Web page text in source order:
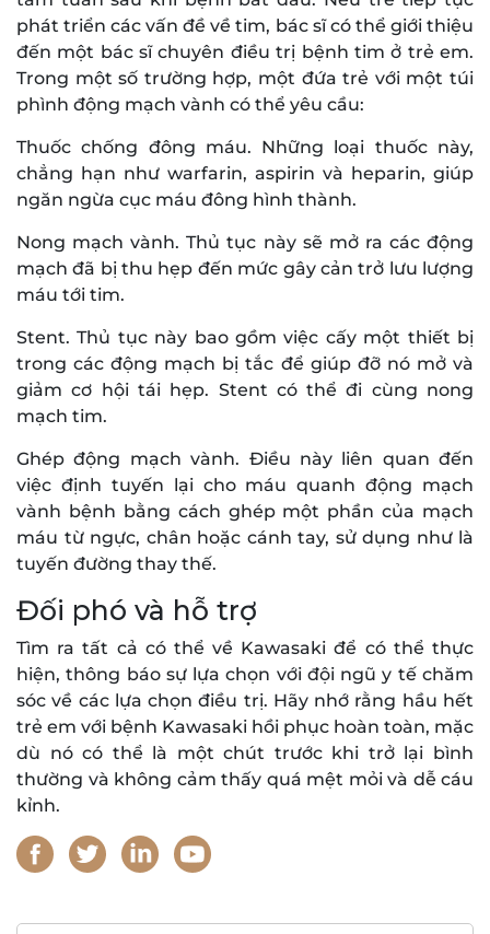
phát triển các vấn đề về tim, bác sĩ có thể giới thiệu
đến một bác sĩ chuyên điều trị bệnh tim ở trẻ em.
Trong một số trường hợp, một đứa trẻ với một túi
phình động mạch vành có thể yêu cầu:
Thuốc chống đông máu. Những loại thuốc này,
chẳng hạn như warfarin, aspirin và heparin, giúp
ngăn ngừa cục máu đông hình thành.
Nong mạch vành. Thủ tục này sẽ mở ra các động
mạch đã bị thu hẹp đến mức gây cản trở lưu lượng
máu tới tim.
Stent. Thủ tục này bao gồm việc cấy một thiết bị
trong các động mạch bị tắc để giúp đỡ nó mở và
giảm cơ hội tái hẹp. Stent có thể đi cùng nong
mạch tim.
Ghép động mạch vành. Điều này liên quan đến
việc định tuyến lại cho máu quanh động mạch
vành bệnh bằng cách ghép một phần của mạch
máu từ ngực, chân hoặc cánh tay, sử dụng như là
tuyến đường thay thế.
Đối phó và hỗ trợ
Tìm ra tất cả có thể về Kawasaki để có thể thực
hiện, thông báo sự lựa chọn với đội ngũ y tế chăm
sóc về các lựa chọn điều trị. Hãy nhớ rằng hầu hết
trẻ em với bệnh Kawasaki hồi phục hoàn toàn, mặc
dù nó có thể là một chút trước khi trở lại bình
thường và không cảm thấy quá mệt mỏi và dễ cáu
kỉnh.